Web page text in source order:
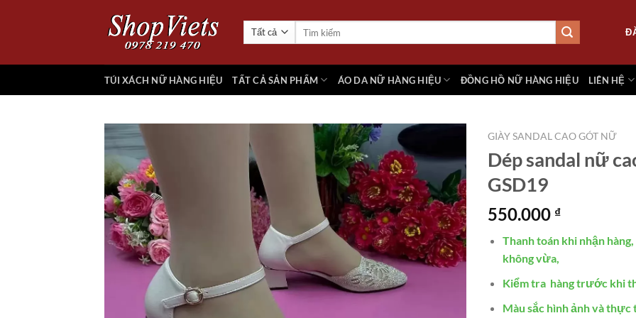
dung
TÚI XÁCH NỮ HÀNG HIỆU TẤT CẢ SẢN PHẨM ÁO DA NỮ HÀNG HIỆU ĐỒNG HỒ NỮ HÀNG HIỆU LIÊN HỆ
Add to
wishlist
GIÀY SANDAL CAO GÓT NỮ
Dép sandal nữ
GSD19
550.000 ₫
Thanh toán khi nhận
không vừa,
Kiểm tra hàng trước khi
Màu sắc hình ảnh và thực